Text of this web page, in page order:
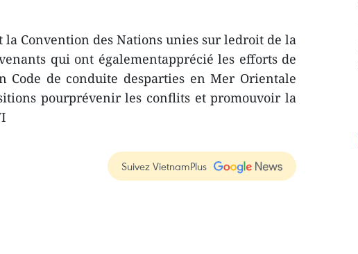
Convention des Nations unies sur ledroit de la
qui ont égalementapprécié les efforts de
Code de conduite desparties en Mer Orientale
pourprévenir les conflits et promouvoir la
Suivez VietnamPlus